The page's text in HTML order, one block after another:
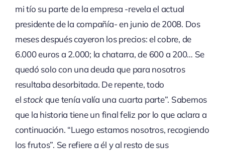
mi tío su parte de la empresa -revela el actual
presidente de la compañía- en junio de 2008. Dos
meses después cayeron los precios: el cobre, de
6.000 euros a 2.000; la chatarra, de 600 a 200… Se
quedó solo con una deuda que para nosotros
resultaba desorbitada. De repente, todo
elstockque tenía valía una cuarta parte”. Sabemos
que la historia tiene un final feliz por lo que aclara a
continuación. “Luego estamos nosotros, recogiendo
los frutos”. Se refiere a él y al resto de sus